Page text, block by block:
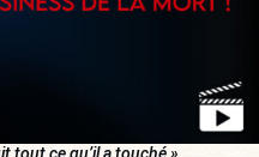
tout ce qu’il a touché »